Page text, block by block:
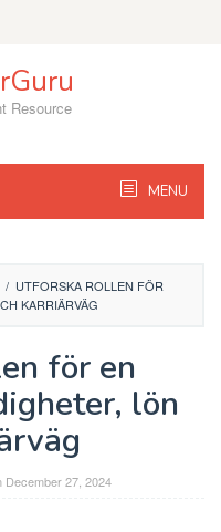
Resource
MENU
/ UTFORSKA ROLLEN FÖR
KARRIÄRVÄG
för en
lön
December 27, 2024